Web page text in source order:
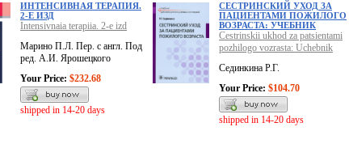
ИНТЕНСИВНАЯ ТЕРАПИЯ.
2-Е ИЗД
Intensivnaia terapiia. 2-e izd
Марино П.Л. Пер. с англ. Под
ред. А.И. Ярошецкого
Your Price: $232.68
shipped in 14-20 days
CЕСТРИНСКИЙ УХОД ЗА
ПАЦИЕНТАМИ ПОЖИЛОГО
ВОЗРАСТА: УЧЕБНИК
Cestrinskii ukhod za patsientami
pozhilogo vozrasta: Uchebnik
Сединкина Р.Г.
Your Price: $104.70
shipped in 14-20 days